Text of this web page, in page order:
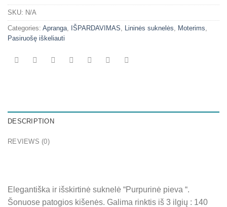
SKU: N/A
Categories: Apranga, IŠPARDAVIMAS, Lininės suknelės, Moterims,
Pasiruošę iškeliauti
DESCRIPTION
REVIEWS (0)
Elegantiška ir išskirtinė suknelė “Purpurinė pieva “.
Šonuose patogios kišenės. Galima rinktis iš 3 ilgių : 140